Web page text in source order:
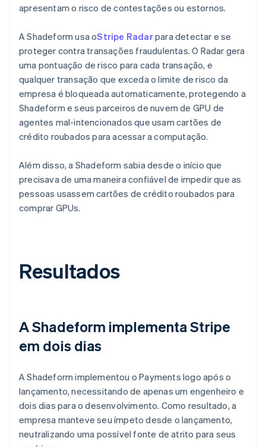
apresentam o risco de contestações ou estornos.
A Shadeform usa oStripe Radarpara detectar e se
proteger contra transações fraudulentas. O Radar gera
uma pontuação de risco para cada transação, e
qualquer transação que exceda o limite de risco da
empresa é bloqueada automaticamente, protegendo a
Shadeform e seus parceiros de nuvem de GPU de
agentes mal-intencionados que usam cartões de
crédito roubados para acessar a computação.
Além disso, a Shadeform sabia desde o início que
precisava de uma maneira confiável de impedir que as
pessoas usassem cartões de crédito roubados para
comprar GPUs.
Resultados
A Shadeform implementa Stripe
em dois dias
A Shadeform implementou o Payments logo após o
lançamento, necessitando de apenas um engenheiro e
dois dias para o desenvolvimento. Como resultado, a
empresa manteve seu ímpeto desde o lançamento,
neutralizando uma possível fonte de atrito para seus